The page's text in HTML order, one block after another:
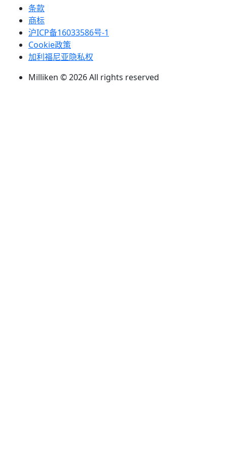
条款
商标
沪ICP备16033586号-1
Cookie政策
加利福尼亚隐私权
Milliken © 2026 All rights reserved